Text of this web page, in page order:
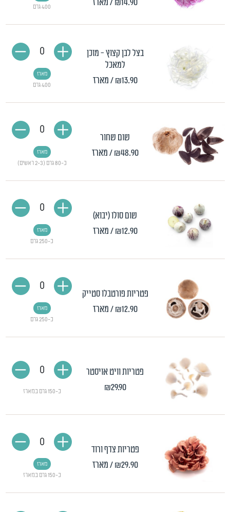
₪14.90/ מארז 400 גרם
בצל לבן קצוץ - מוכן
למאכל
₪13.90 / מארז 400 גרם
מארז
0
שום שחור
₪48.90 / מארז
כ-80 גרם (2-3 ראשים)
מארז
0
שום סולו (יבוא)
₪12.90 / מארז
כ-250 גרם
מארז
0
פטריות פורטבלו סטייק
₪12.90 / מארז
כ-250 גרם
מארז
0
פטריות וויט אויסטר
₪29.90
כ-150 גרם במארז
0
פטריות צדף ורוד
₪29.90 / מארז
כ-150 גרם במארז
מארז
0